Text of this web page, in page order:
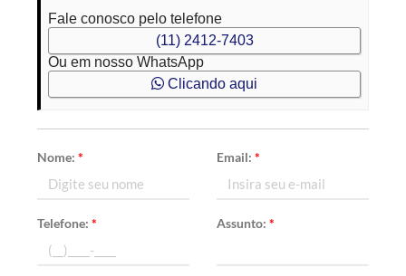
Fale conosco pelo telefone
(11) 2412-7403
Ou em nosso WhatsApp
Clicando aqui
Nome:* Email: *
Telefone:* Assunto: *